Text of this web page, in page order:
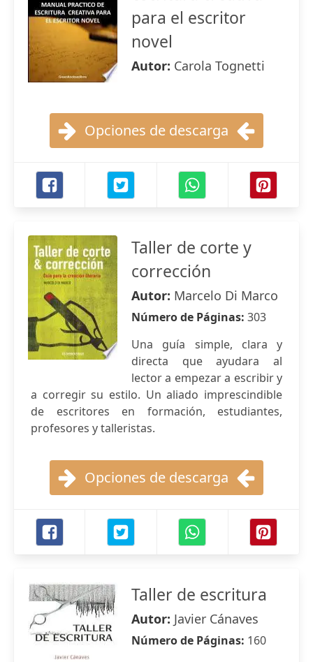
para el escritor
novel
Autor: Carola Tognetti
Opciones de descarga
Taller de corte y
corrección
Autor: Marcelo Di Marco
Número de Páginas: 303
Una guía simple, clara y
directa que ayudara al
lector a empezar a escribir y
a corregir su estilo. Un aliado imprescindible
de escritores en formación, estudiantes,
profesores y talleristas.
Opciones de descarga
Taller de escritura
Autor: Javier Cánaves
Número de Páginas: 160